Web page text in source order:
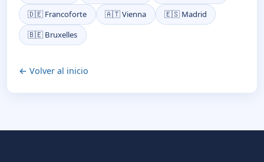
🇩🇪 Francoforte
🇦🇹 Vienna
🇪🇸 Madrid
🇧🇪 Bruxelles
← Volver al inicio